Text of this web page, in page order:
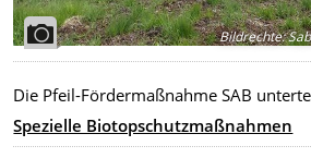
Bildrechte:
Die Pfeil-Fördermaßnahme SAB
Spezielle Biotopschutzmaßnahmen